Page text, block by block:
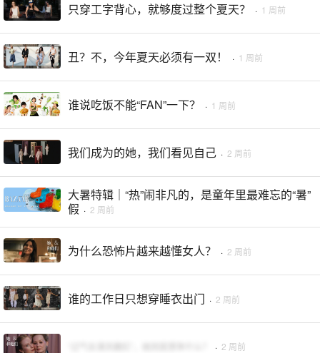
只穿工字背心，就够度过整个夏天？ · 1 周前
丑？不，今年夏天必须有一双！ · 1 周前
谁说吃饭不能“FAN”一下？ · 1 周前
我们成为的她，我们看见自己 · 2 周前
大暑特辑｜“热”闹非凡的，是童年里最难忘的“暑”
假 · 2 周前
为什么恐怖片越来越懂女人？ · 2 周前
谁的工作日只想穿睡衣出门 · 2 周前
· 2 周前